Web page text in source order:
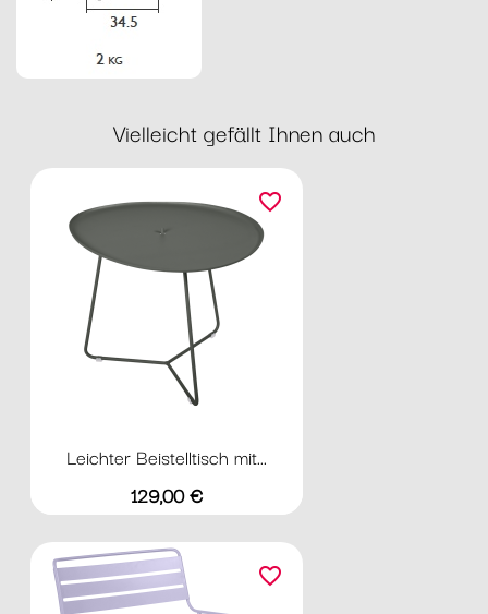
Vielleicht gefällt Ihnen auch
Leichter Beistelltisch mit...
Preis
129,00 €
favorite_border
favorite_border